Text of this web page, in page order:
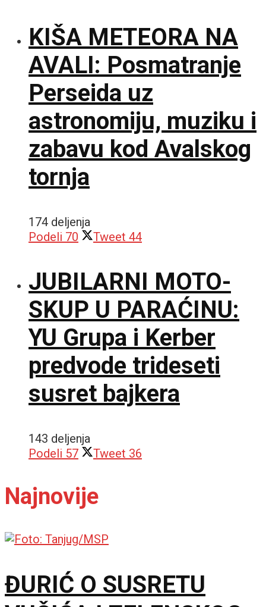
KIŠA METEORA NA
AVALI: Posmatranje
Perseida uz
astronomiju, muziku i
zabavu kod Avalskog
tornja
174 deljenja
Podeli 70 Tweet 44
JUBILARNI MOTO-
SKUP U PARAĆINU:
YU Grupa i Kerber
predvode trideseti
susret bajkera
143 deljenja
Podeli 57 Tweet 36
Najnovije
ĐURIĆ O SUSRETU